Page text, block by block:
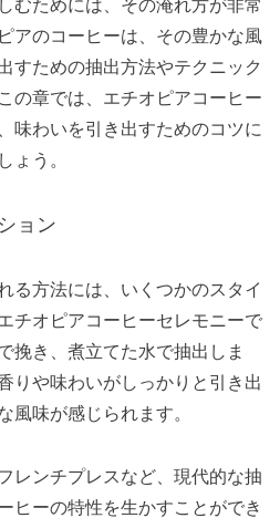
むためには、その淹れ方が非常
アのコーヒーは、その豊かな風
すための抽出方法やテクニック
の章では、エチオピアコーヒー
味わいを引き出すためのコツに
ょう。
ョン
る方法には、いくつかのスタイ
チオピアコーヒーセレモニーで
挽き、煮立てた水で抽出しま
りや味わいがしっかりと引き出
風味が感じられます。
レンチプレスなど、現代的な抽
ヒーの特性を生かすことができ